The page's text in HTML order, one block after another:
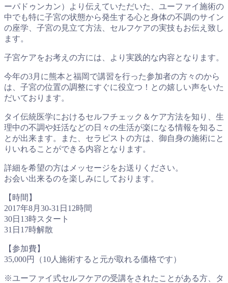
ーパドゥンカン）より伝えていただいた、ユーファイ施術の
中でも特に子宮の状態から発生する心と身体の不調のサイン
の座学、子宮の見立て方法、セルフケアの実技もお伝え致し
ます。
子宮ケアをお考えの方には、より実践的な内容となります。
今年の3月に熊本と福岡で講習を行った参加者の方々のから
は、子宮の位置の調整にすぐに役立つ！との嬉しい声をいた
だいております。
タイ伝統医学におけるセルフチェック＆ケア方法を知り、生
理中の不調や妊活などの日々の生活が楽になる情報を知るこ
とが出来ます。また、セラピストの方は、御自身の施術にと
りいれることができる内容となります。
詳細を希望の方はメッセージをお送りください。
お会い出来るのを楽しみにしております。
【時間】
2017年8月30-31日12時間
30日13時スタート
31日17時解散
【参加費】
35,000円（10人施術すると元が取れる価格です）
※ユーファイ式セルフケアの受講をされたことがある方、タ